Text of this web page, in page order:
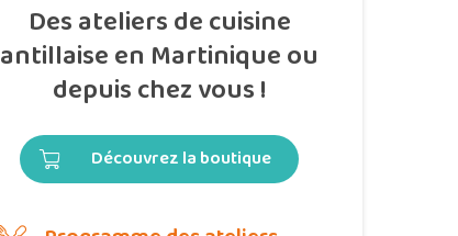
Des ateliers de cuisine
antillaise en Martinique ou
depuis chez vous !
Découvrez la boutique